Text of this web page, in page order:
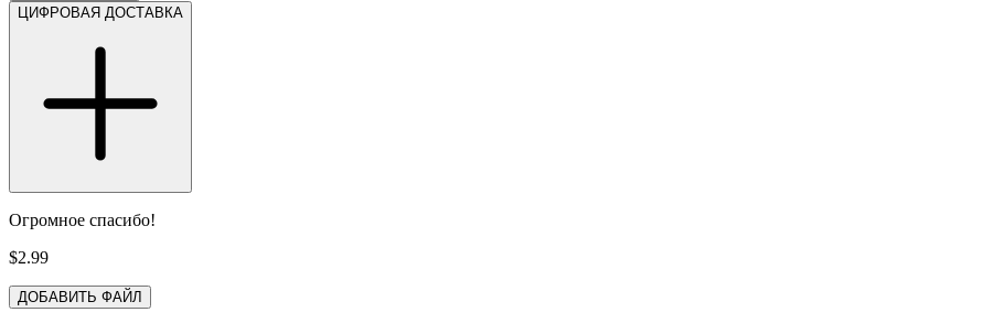
ЦИФРОВАЯ ДОСТАВКА
Огромное спасибо!
$2.99
ДОБАВИТЬ ФАЙЛ